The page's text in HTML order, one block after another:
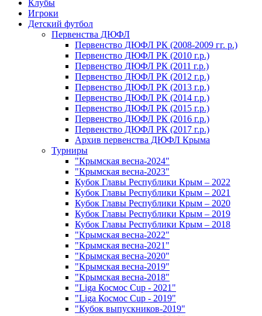
Клубы
Игроки
Детский футбол
Первенства ДЮФЛ
Первенство ДЮФЛ РК (2008-2009 гг. р.)
Первенство ДЮФЛ РК (2010 г.р.)
Первенство ДЮФЛ РК (2011 г.р.)
Первенство ДЮФЛ РК (2012 г.р.)
Первенство ДЮФЛ РК (2013 г.р.)
Первенство ДЮФЛ РК (2014 г.р.)
Первенство ДЮФЛ РК (2015 г.р.)
Первенство ДЮФЛ РК (2016 г.р.)
Первенство ДЮФЛ РК (2017 г.р.)
Архив первенства ДЮФЛ Крыма
Турниры
"Крымская весна-2024"
"Крымская весна-2023"
Кубок Главы Республики Крым – 2022
Кубок Главы Республики Крым – 2021
Кубок Главы Республики Крым – 2020
Кубок Главы Республики Крым – 2019
Кубок Главы Республики Крым – 2018
"Крымская весна-2022"
"Крымская весна-2021"
"Крымская весна-2020"
"Крымская весна-2019"
"Крымская весна-2018"
"Liga Космос Cup - 2021"
"Liga Космос Cup - 2019"
"Кубок выпускников-2019"